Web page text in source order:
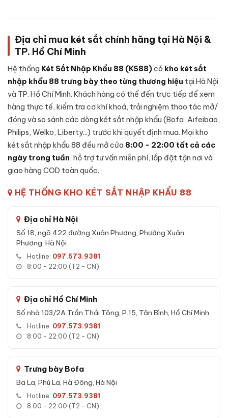
App Wifi vân tay điện tử chính hãng
Một trong những điểm tạo nên độ tin cậy củaKét sắt Liberty
LB50PRO-BLUE App Wifi vân tay điện tử chính hãng
phẩm:
Vỏ ngoài:
Thép tấm dày dặn, xử lý chống gỉ và sơn tĩnh
điện chống bong tróc theo thời gian.
Vỏ trong:Thép tấm gia cố, đổ bê-tông chống cháy
hợp lớp vật liệu cách nhiệt chuyên dụng giúp bảo vệ tài sản
khi gặp nhiệt độ cao và độ ẩm.
Cánh cửa két:
Thép nguyên khối đúc đặc, có gờ chống
cạy phá, đệm cao su chống khói thoát khi xảy ra hoả hoạn.
ngàm cài chống khoan và đục phá.
dò mã, tự khoá tạm thời khi nhập sai liên tục để chặn các
kiểu tấn công thử mã.
Bản lề ẩn: Thiết kế bản lề chìm trong thân két, tránh điểm
yếu bị cạy phá từ bên ngoài.
LB50PRO-BLUE App Wifi vân tay điện tử
chính hãng
Dưới đây là các đặc tính kỹ thuật quan trọng giúp
Khả năng chống cháy đa lớp với bê-tông và sợi cách nhiệt
chuyên dụng, bảo vệ tài sản trong điều kiện nhiệt độ cao.
Khung thép cường lực không rỉ - chống biến dạng, chống
công cụ phá khoá thông dụng.
Địa chỉ mua két sắt chính hãng tại Hà Nội &
TP. Hồ Chí Minh
Hệ thống Két Sắt Nhập Khẩu 88 (KS88)có kho két sắt
nhập khẩu 88 trưng bày theo từng thương hiệu tại Hà Nội
và TP. Hồ Chí Minh. Khách hàng có thể đến trực tiếp để xem
hàng thực tế, kiểm tra cơ khí khoá, trải nghiệm thao tác mở/
đóng và so sánh các dòng két sắt nhập khẩu (Bofa, Aifeibao,
Philips, Welko, Liberty...) trước khi quyết định mua. Mọi kho
két sắt nhập khẩu 88 đều mở cửa 8:00 - 22:00 tất cả các
ngày trong tuần, hỗ trợ tư vấn miễn phí, lắp đặt tận nơi và
giao hàng COD toàn quốc.
HỆ THỐNG KHO KÉT SẮT NHẬP KHẨU 88
Địa chỉ Hà Nội
Số 18, ngõ 422 đường Xuân Phương, Phường Xuân
Phương, Hà Nội
Hotline: 097.573.9381
8:00 - 22:00 (T2 - CN)
Địa chỉ Hồ Chí Minh
Số nhà 103/2A Trần Thái Tông, P.15, Tân Bình, Hồ Chí Minh
Hotline: 097.573.9381
8:00 - 22:00 (T2 - CN)
Trưng bày Bofa
Ba La, Phú La, Hà Đông, Hà Nội
Hotline: 097.573.9381
8:00 - 22:00 (T2 - CN)